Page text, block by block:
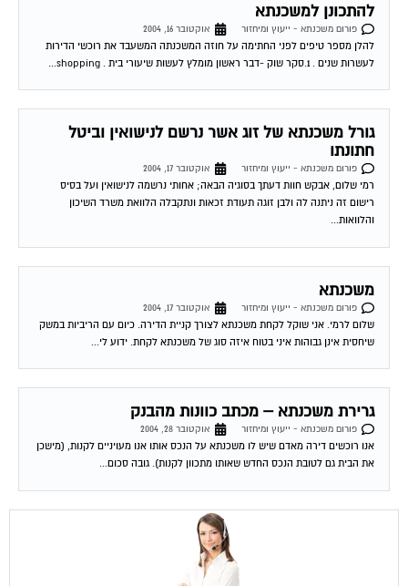
להתכונן למשכנתא
פורום משכנתא - ייעוץ ומיחזור
אוקטובר 16, 2004
להלן מספר טיפים לפני החתימה על חוזה המשכנתה המשעבד את רוכשי הדירות
לעשרות שנים . 1.סקר שוק -דבר ראשון מומלץ לעשות שיעורי בית . shopping...
גורל משכנתא של זוג אשר נרשם לנישואין וביטל
חתונתו
פורום משכנתא - ייעוץ ומיחזור
אוקטובר 17, 2004
רמי שלום, אבקש חוות דעתך בסוגיה הבאה; אחותי נרשמה לנישואין ועל בסיס
רישום זה ניתנה לה ולבן זוגה תעודת זכאות ונתקבלה הלוואת משרד השיכון
והלוואות...
משכנתא
פורום משכנתא - ייעוץ ומיחזור
אוקטובר 17, 2004
שלום לרמי. אני שוקל לקחת משכנתא לצורך קניית הדירה. כיום עם הריביות במשק
שיחסית אינן גבוהות איני בטוח איזה סוג של משכנתא לקחת. ידוע לי...
גרירת משכנתא – מכתב כוונות מהבנק
פורום משכנתא - ייעוץ ומיחזור
אוקטובר 28, 2004
אנו רוכשים דירה מאדם שיש לו משכנתא על הנכס אותו אנו מעויניים לקנות, (מישכן
את הבית גם לטובת הנכס החדש שאותו מתכוון לקנות). גובה סכום...